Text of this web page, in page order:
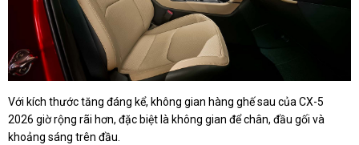
Với kích thước tăng đáng kể, không gian hàng ghế sau của CX-5
2026 giờ rộng rãi hơn, đặc biệt là không gian để chân, đầu gối và
khoảng sáng trên đầu.